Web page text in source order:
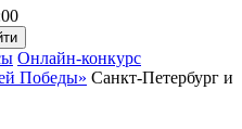
Онлайн-конкурс
Победы» Санкт-Петербург и